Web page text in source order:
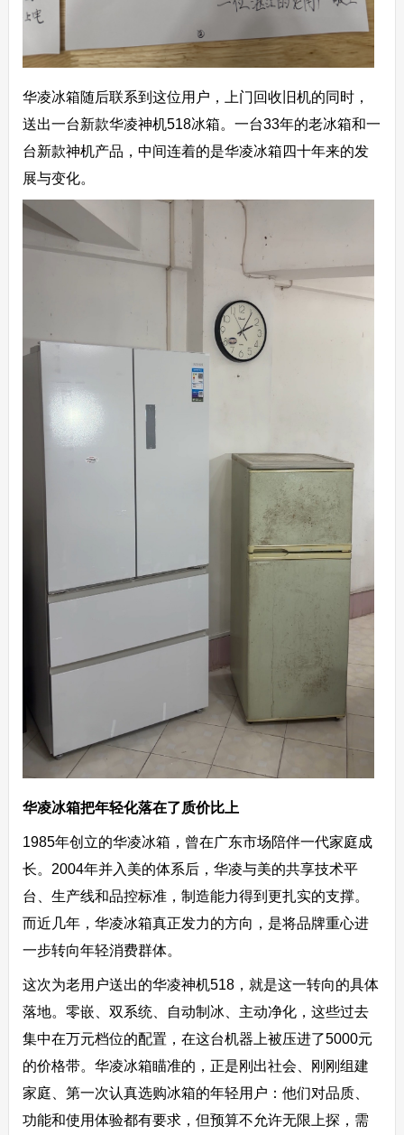
华凌冰箱随后联系到这位用户，上门回收旧机的同时，
送出一台新款华凌神机518冰箱。一台33年的老冰箱和一
台新款神机产品，中间连着的是华凌冰箱四十年来的发
展与变化。
华凌冰箱把年轻化落在了质价比上
1985年创立的华凌冰箱，曾在广东市场陪伴一代家庭成
长。2004年并入美的体系后，华凌与美的共享技术平
台、生产线和品控标准，制造能力得到更扎实的支撑。
而近几年，华凌冰箱真正发力的方向，是将品牌重心进
一步转向年轻消费群体。
这次为老用户送出的华凌神机518，就是这一转向的具体
落地。零嵌、双系统、自动制冰、主动净化，这些过去
集中在万元档位的配置，在这台机器上被压进了5000元
的价格带。华凌冰箱瞄准的，正是刚出社会、刚刚组建
家庭、第一次认真选购冰箱的年轻用户：他们对品质、
功能和使用体验都有要求，但预算不允许无限上探，需